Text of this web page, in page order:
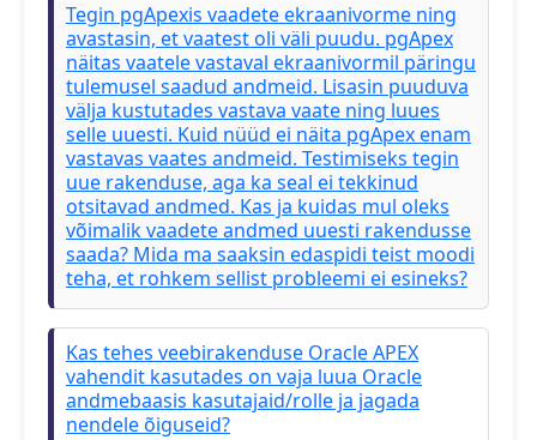
Tegin pgApexis vaadete ekraanivorme ning
avastasin, et vaatest oli väli puudu. pgApex
näitas vaatele vastaval ekraanivormil päringu
tulemusel saadud andmeid. Lisasin puuduva
välja kustutades vastava vaate ning luues
selle uuesti. Kuid nüüd ei näita pgApex enam
vastavas vaates andmeid. Testimiseks tegin
uue rakenduse, aga ka seal ei tekkinud
otsitavad andmed. Kas ja kuidas mul oleks
võimalik vaadete andmed uuesti rakendusse
saada? Mida ma saaksin edaspidi teist moodi
teha, et rohkem sellist probleemi ei esineks?
Kas tehes veebirakenduse Oracle APEX
vahendit kasutades on vaja luua Oracle
andmebaasis kasutajaid/rolle ja jagada
nendele õiguseid?